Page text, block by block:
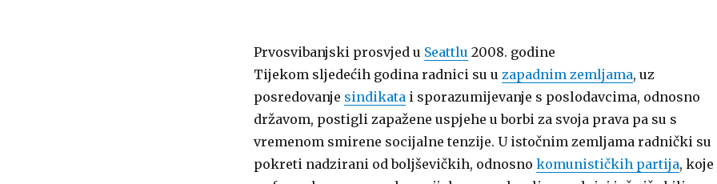
Prvosvibanjski prosvjed u Seattlu 2008. godine
Tijekom sljedećih godina radnici su u zapadnim zemljama, uz
posredovanje sindikata i sporazumijevanje s poslodavcima, odnosno
državom, postigli zapažene uspjehe u borbi za svoja prava pa su s
vremenom smirene socijalne tenzije. U istočnim zemljama radnički su
pokreti nadzirani od boljševičkih, odnosno komunističkih partija, koje